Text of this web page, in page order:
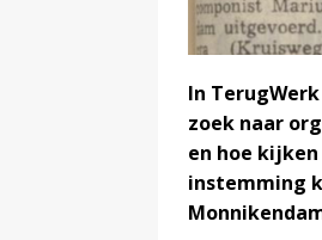
In
zoek naar
en hoe
instemming